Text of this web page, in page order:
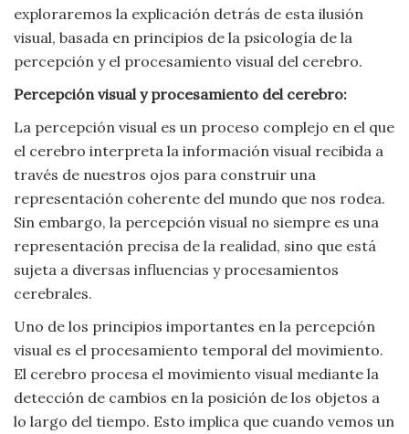
exploraremos la explicación detrás de esta ilusión
visual, basada en principios de la psicología de la
percepción y el procesamiento visual del cerebro.
Percepción visual y procesamiento del cerebro:
La percepción visual es un proceso complejo en el que
el cerebro interpreta la información visual recibida a
través de nuestros ojos para construir una
representación coherente del mundo que nos rodea.
Sin embargo, la percepción visual no siempre es una
representación precisa de la realidad, sino que está
sujeta a diversas influencias y procesamientos
cerebrales.
Uno de los principios importantes en la percepción
visual es el procesamiento temporal del movimiento.
El cerebro procesa el movimiento visual mediante la
detección de cambios en la posición de los objetos a
lo largo del tiempo. Esto implica que cuando vemos un